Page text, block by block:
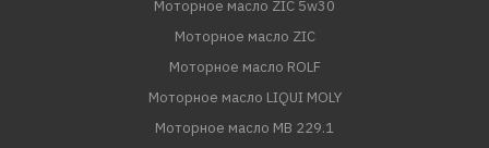
Моторное масло ZIC 5w30
Моторное масло ZIC
Моторное масло ROLF
Моторное масло LIQUI MOLY
Моторное масло MB 229.1